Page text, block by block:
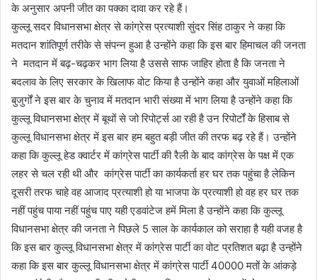
के अनुसार अपनी जीत का पक्का दावा कर रहे हैं।
कुल्लू सदर विधानसभा क्षेत्र से कांग्रेस प्रत्याशी सुंदर सिंह ठाकुर ने कहा कि
मतदान शांतिपूर्ण तरीके से संपन्न हुआ है उन्होंने कहा कि इस बार हिमाचल की जनता
ने मतदान में बढ़-चढ़कर भाग लिया है उससे साफ जाहिर होता है कि जनता ने
बदलाव के लिए सरकार के खिलाफ वोट किया है उन्होंने कहा और युवाओं महिलाओं
बुजुर्गों ने इस बार के चुनाव में मतदान भारी संख्या में भाग लिया है उन्होंने कहा कि
कुल्लू विधानसभा क्षेत्र में बूथों से जो रिपोर्ट्स आ रही है उन रिपोर्टों के हिसाब से
कुल्लू विधानसभा क्षेत्र में इस बार हम बहुत बड़ी जीत की तरफ बढ़ रहे हैं। उन्होंने
कहा कि कुल्लू हेड क्वार्टर में कांग्रेस पार्टी की रैली के बाद कांग्रेस के पक्ष में एक
लहर से चल रही थी और कांग्रेस पार्टी का कार्यकर्ता हर घर तक पहुंचा है लेकिन
दूसरी तरफ चाहे वह आजाद प्रत्याशी हो या भाजपा के प्रत्याशी हो वह हर घर तक
नहीं पहुंच पाया नहीं पहुंच पाए यही एडवांटेज हमें मिला है उन्होंने कहा कि कुल्लू
विधानसभा क्षेत्र की जनता ने पिछले 5 साल के कार्यकाल को सराहा है यही वजह है
कि इस बार कुल्लू विधानसभा क्षेत्र में कांग्रेस पार्टी का वोट प्रतिशत बढ़ा है उन्होंने
कहा कि इस बार कुल्लू विधानसभा क्षेत्र में कांग्रेस पार्टी 40000 मतों के आंकड़े